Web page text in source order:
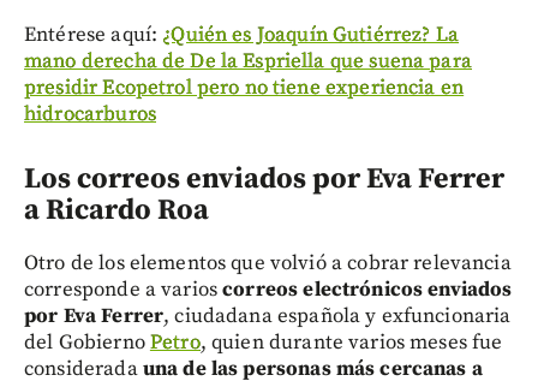
Entérese aquí: ¿Quién es Joaquín Gutiérrez? La
mano derecha de De la Espriella que suena para
presidir Ecopetrol pero no tiene experiencia en
hidrocarburos
Los correos enviados por Eva Ferrer
a Ricardo Roa
Otro de los elementos que volvió a cobrar relevancia
corresponde a varioscorreos electrónicos enviados
por Eva Ferrer, ciudadana española y exfuncionaria
del GobiernoPetro, quien durante varios meses fue
consideradauna de las personas más cercanas a